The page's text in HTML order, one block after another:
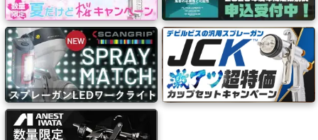
ー
ケ
ア
用
品
カ